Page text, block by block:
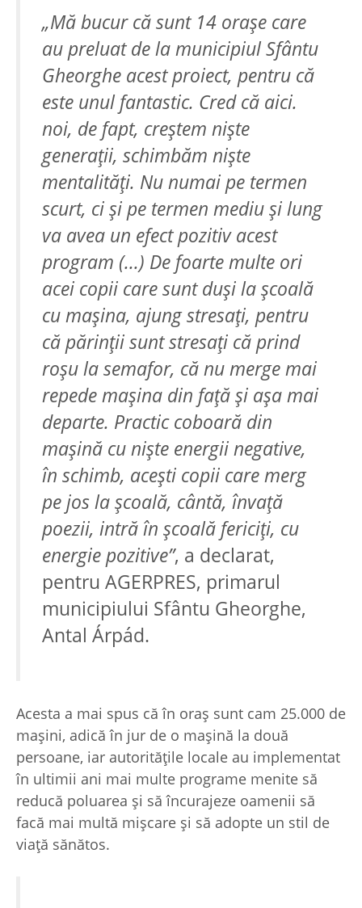
„Mă bucur că sunt 14 oraşe care
au preluat de la municipiul Sfântu
Gheorghe acest proiect, pentru că
este unul fantastic. Cred că aici.
noi, de fapt, creştem nişte
generaţii, schimbăm nişte
mentalităţi. Nu numai pe termen
scurt, ci şi pe termen mediu şi lung
va avea un efect pozitiv acest
program (...) De foarte multe ori
acei copii care sunt duşi la şcoală
cu maşina, ajung stresaţi, pentru
că părinţii sunt stresaţi că prind
roşu la semafor, că nu merge mai
repede maşina din faţă şi aşa mai
departe. Practic coboară din
maşină cu nişte energii negative,
în schimb, aceşti copii care merg
pe jos la şcoală, cântă, învaţă
poezii, intră în şcoală fericiţi, cu
energie pozitive”, a declarat,
pentru AGERPRES, primarul
municipiului Sfântu Gheorghe,
Antal Árpád.
Acesta a mai spus că în oraş sunt cam 25.000 de
maşini, adică în jur de o maşină la două
persoane, iar autorităţile locale au implementat
în ultimii ani mai multe programe menite să
reducă poluarea şi să încurajeze oamenii să
facă mai multă mişcare şi să adopte un stil de
viaţă sănătos.